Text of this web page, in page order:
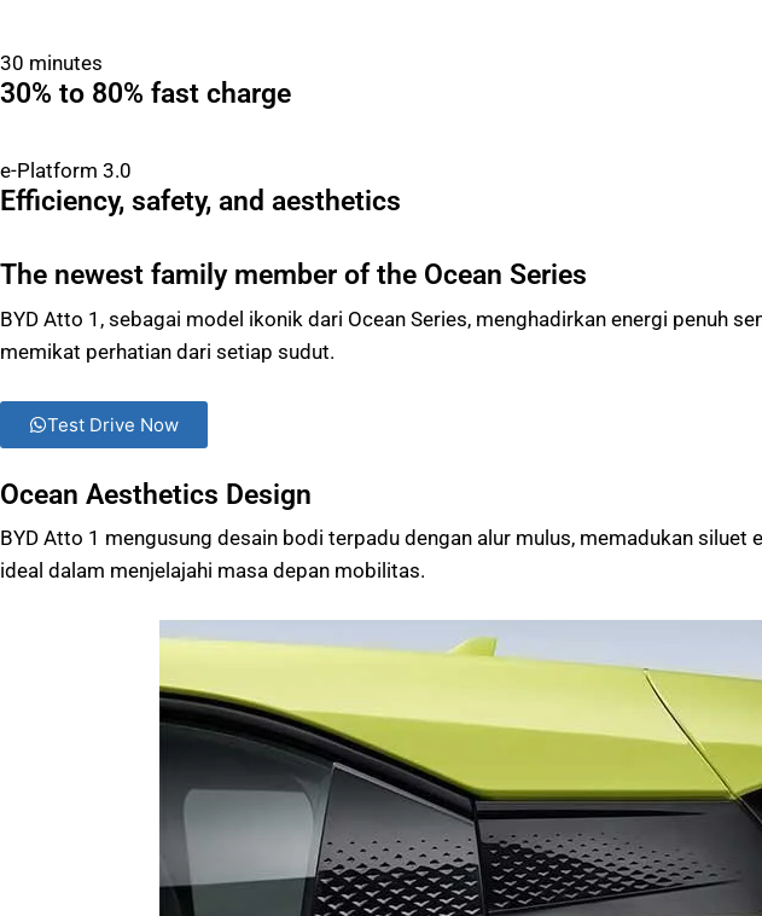
30 minutes
30% to 80% fast charge
e-Platform 3.0
Efficiency, safety, and aesthetics
The newest family member of the Ocean Series
BYD Atto 1, sebagai model ikonik dari Ocean Series, menghadirkan energi penuh
memikat perhatian dari setiap sudut.
Test Drive Now
Ocean Aesthetics Design
BYD Atto 1 mengusung desain bodi terpadu dengan alur mulus, memadukan
ideal dalam menjelajahi masa depan mobilitas.